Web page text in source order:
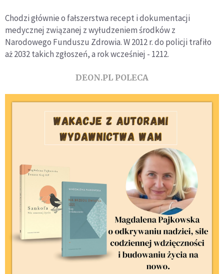
Chodzi głównie o fałszerstwa recept i dokumentacji
medycznej związanej z wyłudzeniem środków z
Narodowego Funduszu Zdrowia. W 2012 r. do policji trafiło
aż 2032 takich zgłoszeń, a rok wcześniej - 1212.
DEON.PL POLECA